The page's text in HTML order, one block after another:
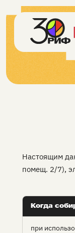
Настоящим
помещ. 2/7),
Когда
при